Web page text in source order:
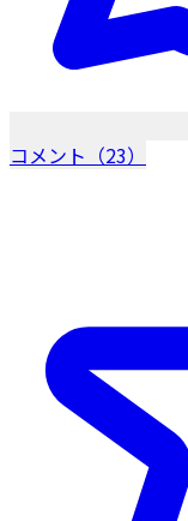
コメント（23）